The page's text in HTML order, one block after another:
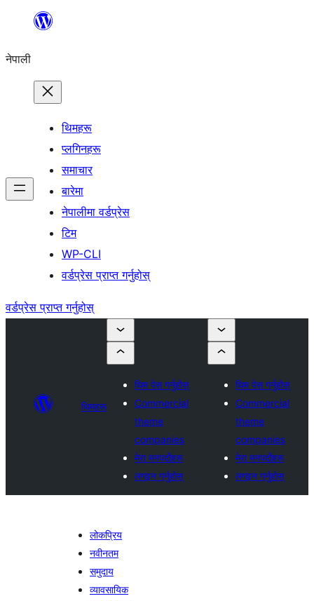
सामग्रीमा
नेपाली
थिमहरू
प्लगिनहरू
समाचार
बारेमा
नेपालीमा वर्डप्रेस
टिम
WP-CLI
वर्डप्रेस प्राप्त गर्नुहोस्
वर्डप्रेस प्राप्त गर्नुहोस्
थिमहरू
थिम पेस गर्नुहोस्
Commercial
theme
companies
मेरा मनपर्दोहरू
लगइन गर्नुहोस्
थिम पेस गर्नुहोस्
Commercial
theme
companies
मेरा मनपर्दोहरू
लगइन गर्नुहोस्
लोकप्रिय
नवीनतम
समुदाय
व्यावसायिक